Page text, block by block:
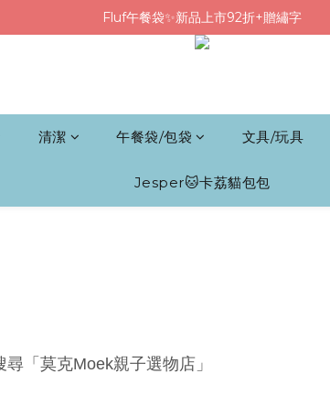
Fluf午餐袋✨新品上市92折+贈繡字
Fluf午餐袋✨新品上市92折+贈繡字
三色碗組上市🍚贈中英文姓名&【水果】雷雕
清潔 午餐袋/包袋 文具/玩具
Jesper🐱卡荔貓包包
尋「莫克Moek親子選物店」